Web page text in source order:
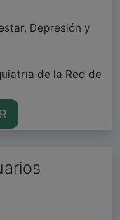
Depresión y
de la Red de